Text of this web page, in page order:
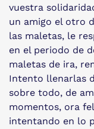
vuestra
un amigo el otro
las maletas, le
en el periodo de
maletas de ira,
Intento llenarlas
sobre todo, de
momentos, ora
intentando en lo